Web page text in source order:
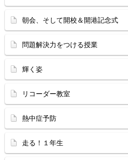
朝会、そして開校＆開港記念式
問題解決力をつける授業
輝く姿
リコーダー教室
熱中症予防
走る！１年生